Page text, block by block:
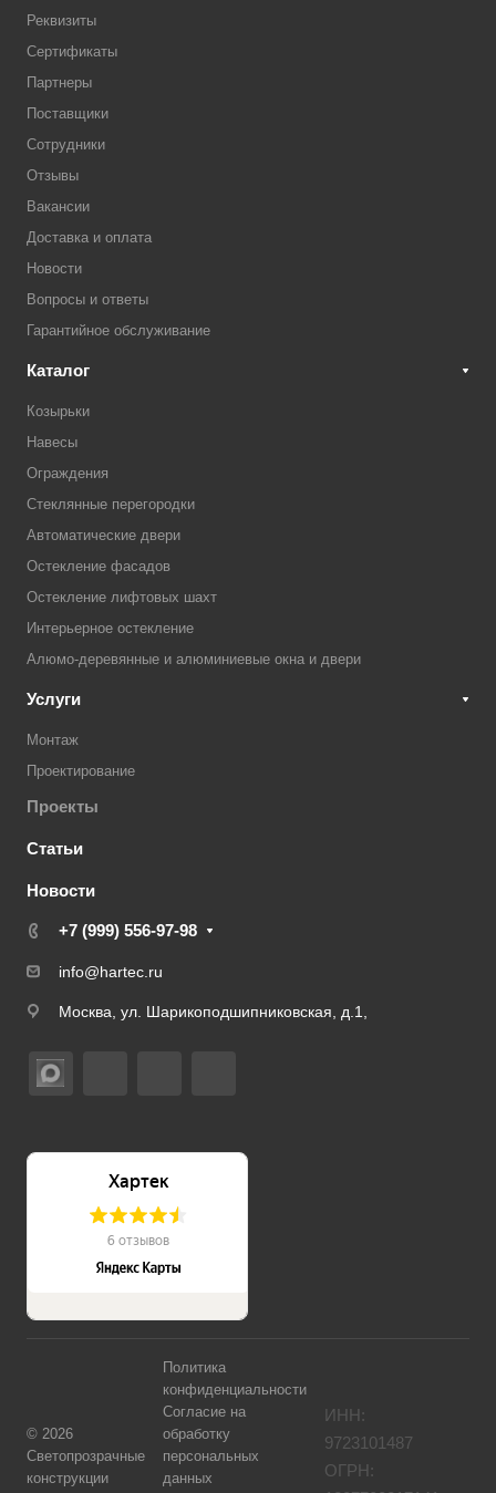
Реквизиты
Сертификаты
Партнеры
Поставщики
Сотрудники
Отзывы
Вакансии
Доставка и оплата
Новости
Вопросы и ответы
Гарантийное обслуживание
Каталог
Козырьки
Навесы
Ограждения
Стеклянные перегородки
Автоматические двери
Остекление фасадов
Остекление лифтовых шахт
Интерьерное остекление
Алюмо-деревянные и алюминиевые окна и двери
Услуги
Монтаж
Проектирование
Проекты
Статьи
Новости
+7 (999) 556-97-98
info@hartec.ru
Москва, ул. Шарикоподшипниковская, д.1,
© 2026
Светопрозрачные
конструкции
Политика
конфиденциальности
Согласие на
обработку
персональных
данных
ИНН:
9723101487
ОГРН: